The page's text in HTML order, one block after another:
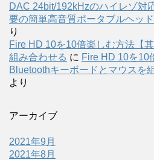
DAC 24bit/192kHzのハイレゾ対
要の簡単高音質ポータブルヘッ
り
Fire HD 10を10倍楽しむ方法【
組み合わせる に Fire HD 10を10
Bluetoothキーボードとマウスを
より
アーカイブ
2021年9月
2021年8月